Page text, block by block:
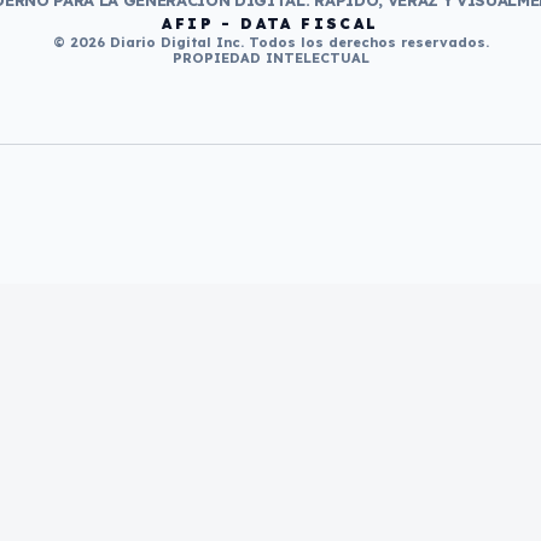
AFIP - DATA FISCAL
© 2026 Diario Digital Inc. Todos los derechos reservados.
PROPIEDAD INTELECTUAL